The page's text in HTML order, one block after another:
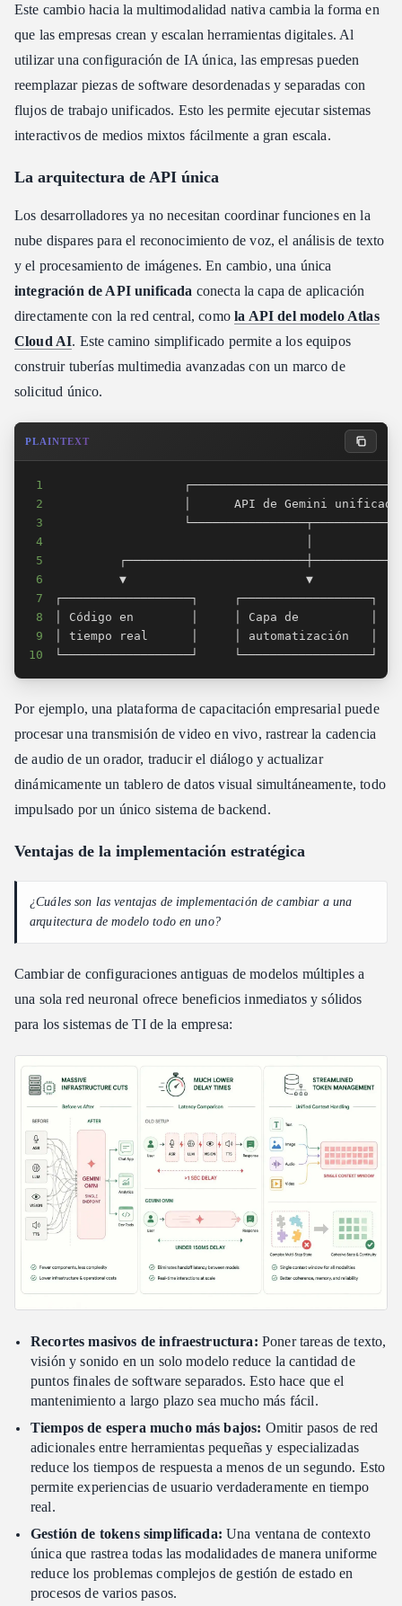
Este cambio hacia la multimodalidad nativa cambia la forma en
que las empresas crean y escalan herramientas digitales. Al
utilizar una configuración de IA única, las empresas pueden
reemplazar piezas de software desordenadas y separadas con
flujos de trabajo unificados. Esto les permite ejecutar sistemas
interactivos de medios mixtos fácilmente a gran escala.
La arquitectura de API única
Los desarrolladores ya no necesitan coordinar funciones en la
nube dispares para el reconocimiento de voz, el análisis de texto
y el procesamiento de imágenes. En cambio, una única
integración de API unificada conecta la capa de aplicación
directamente con la red central, comola API del modelo Atlas
Cloud AI. Este camino simplificado permite a los equipos
construir tuberías multimedia avanzadas con un marco de
solicitud único.
PLAINTEXT
1
2
3
4
5
6
7
8
9
10
└──────────────────┘     └──────────────────┘
Por ejemplo, una plataforma de capacitación empresarial puede
procesar una transmisión de video en vivo, rastrear la cadencia
de audio de un orador, traducir el diálogo y actualizar
dinámicamente un tablero de datos visual simultáneamente, todo
impulsado por un único sistema de backend.
Ventajas de la implementación estratégica
¿Cuáles son las ventajas de implementación de cambiar a una
arquitectura de modelo todo en uno?
Cambiar de configuraciones antiguas de modelos múltiples a
una sola red neuronal ofrece beneficios inmediatos y sólidos
para los sistemas de TI de la empresa:
Recortes masivos de infraestructura: Poner tareas de texto,
visión y sonido en un solo modelo reduce la cantidad de
puntos finales de software separados. Esto hace que el
mantenimiento a largo plazo sea mucho más fácil.
Tiempos de espera mucho más bajos: Omitir pasos de red
adicionales entre herramientas pequeñas y especializadas
reduce los tiempos de respuesta a menos de un segundo. Esto
permite experiencias de usuario verdaderamente en tiempo
real.
Gestión de tokens simplificada: Una ventana de contexto
única que rastrea todas las modalidades de manera uniforme
reduce los problemas complejos de gestión de estado en
procesos de varios pasos.